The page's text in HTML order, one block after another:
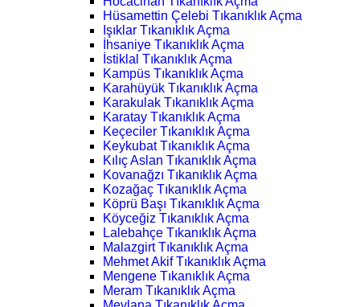
Hüsamettin Çelebi Tıkanıklık Açma
Işıklar Tıkanıklık Açma
İhsaniye Tıkanıklık Açma
İstiklal Tıkanıklık Açma
Kampüs Tıkanıklık Açma
Karahüyük Tıkanıklık Açma
Karakulak Tıkanıklık Açma
Karatay Tıkanıklık Açma
Keçeciler Tıkanıklık Açma
Keykubat Tıkanıklık Açma
Kılıç Aslan Tıkanıklık Açma
Kovanağzı Tıkanıklık Açma
Kozağaç Tıkanıklık Açma
Köprü Başı Tıkanıklık Açma
Köyceğiz Tıkanıklık Açma
Lalebahçe Tıkanıklık Açma
Malazgirt Tıkanıklık Açma
Mehmet Akif Tıkanıklık Açma
Mengene Tıkanıklık Açma
Meram Tıkanıklık Açma